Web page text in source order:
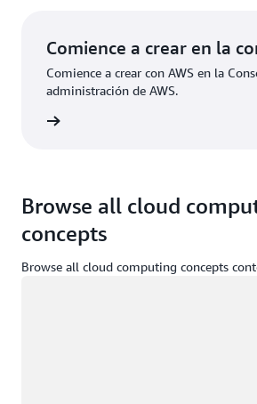
Comience a crear en la
Comience a crear con AWS en la
administración de AWS.
Browse all cloud
concepts
Browse all cloud computing concepts